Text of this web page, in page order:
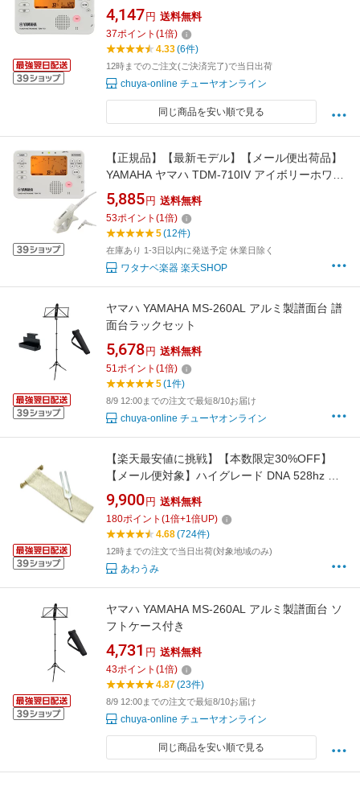
ブラスバンド オーケストラ チューナーメトロ
ノーム
4,147 円 送料無料
37ポイント (1倍)
4.33(6件)
12時までのご注文(ご決済完了)で当日出荷
chuya-online チューヤオンライン
同じ商品を安い順で見る
【正規品】【最新モデル】【メール便出荷品】
YAMAHA ヤマハ TDM-710IV アイボリーホワイ
ト チューナーメトロノーム チューナーマイク
TM-40IV セット metronome tuner ivory 旧
TDM-700 北海道 沖縄 離島不可
5,885 円 送料無料
53ポイント (1倍)
5(12件)
在庫あり 1-3日以内に発送予定 休業日除く
ワタナベ楽器 楽天SHOP
ヤマハ YAMAHA MS-260AL アルミ製譜面台 譜
面台ラックセット
5,678 円 送料無料
51ポイント (1倍)
5(1件)
8/9 12:00までの注文で最短8/10お届け
chuya-online チューヤオンライン
【楽天最安値に挑戦】【本数限定30%OFF】
【メール便対象】ハイグレード DNA 528hz チ
ューナー【日本語説明書付き】【ヨガや瞑想に
使います】【ヒーリング音叉】【528hz音楽を
広めたい】【オリジナル麻リネン袋付き】
9,900 円 送料無料
180ポイント (1倍+1倍UP)
4.68(724件)
12時までの注文で当日出荷(対象地域のみ)
あわうみ
ヤマハ YAMAHA MS-260AL アルミ製譜面台 ソ
フトケース付き
4,731 円 送料無料
43ポイント (1倍)
4.87(23件)
8/9 12:00までの注文で最短8/10お届け
chuya-online チューヤオンライン
同じ商品を安い順で見る